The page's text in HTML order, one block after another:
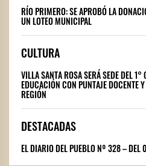
RÍO PRIMERO: SE APROBÓ LA
UN LOTEO MUNICIPAL
CULTURA
VILLA SANTA ROSA SERÁ SEDE DEL 1°
EDUCACIÓN CON PUNTAJE DOCENTE
REGIÓN
DESTACADAS
EL DIARIO DEL PUEBLO Nº 328 – DEL